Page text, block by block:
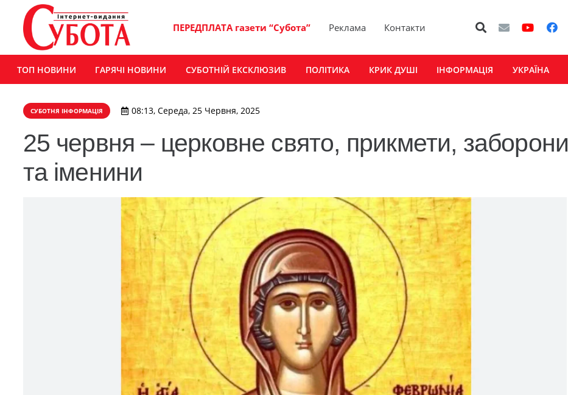
ПЕРЕДПЛАТА газети “Субота” Реклама Контакти
ТОП НОВИНИ ГАРЯЧІ НОВИНИ СУБОТНІЙ ЕКСКЛЮЗИВ ПОЛІТИКА КРИК ДУШІ ІНФОРМАЦІЯ УКРАЇНА
СУБОТНЯ ІНФОРМАЦІЯ 08:13, Середа, 25 Червня, 2025
25 червня – церковне свято, прикмети, заборони
та іменини